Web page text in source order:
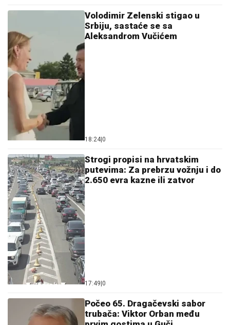
Volodimir Zelenski stigao u
Srbiju, sastaće se sa
Aleksandrom Vučićem
18:24 0
Strogi propisi na hrvatskim
putevima: Za prebrzu vožnju i do
2.650 evra kazne ili zatvor
17:49 0
Počeo 65. Dragačevski sabor
trubača: Viktor Orban među